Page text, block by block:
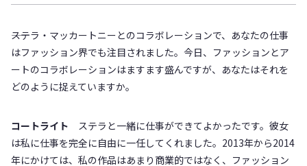
――ステラ・マッカートニーとのコラボレーションで、あなたの仕事
はファッション界でも注目されました。今日、ファッションとア
ートのコラボレーションはますます盛んですが、あなたはそれを
どのように捉えていますか。
コートライト ステラと一緒に仕事ができてよかったです。彼女
は私に仕事を完全に自由に一任してくれました。2013年から2014
年にかけては、私の作品はあまり商業的ではなく、ファッション